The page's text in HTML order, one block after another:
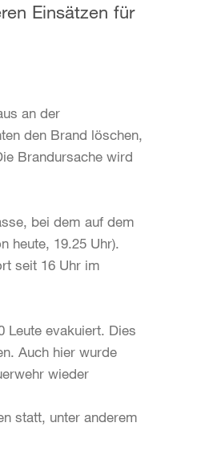
Einsätzen für
an der
den Brand löschen,
Brandursache wird
bei dem auf dem
heute, 19.25 Uhr).
seit 16 Uhr im
Leute evakuiert. Dies
Auch hier wurde
wieder
statt, unter anderem